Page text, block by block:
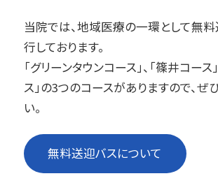
当院では、地域医療の一環として無
行しております。
「グリーンタウンコース」、「篠井コース
ス」の3つのコースがありますので、ぜ
い。
無料送迎バスについて